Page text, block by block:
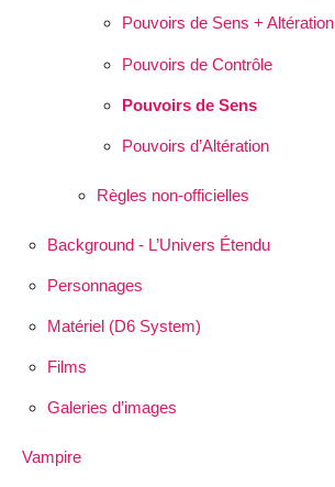
Pouvoirs de Sens + Altération
Pouvoirs de Contrôle
Pouvoirs de Sens
Pouvoirs d’Altération
Règles non-officielles
Background - L’Univers Étendu
Personnages
Matériel (D6 System)
Films
Galeries d’images
Vampire